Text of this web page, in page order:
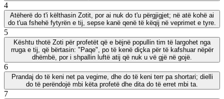
4
Atëherë do t'i këlthasin Zotit, por ai nuk do t'u përgjigjet; në atë kohë ai
do t'ua fshehë fytyrën e tij, sepse kanë qenë të këqij në veprimet e tyre.
5
Kështu thotë Zoti për profetët që e bëjnë popullin tim të largohet nga
rruga e tij, që bërtasin: "Paqe", po të kenë diçka për të kafshuar nëpër
dhëmbë, por i shpallin luftë atij që nuk u vë gjë në gojë.
6
Prandaj do të keni net pa vegime, dhe do të keni terr pa shortari; dielli
do të perëndojë mbi këta profetë dhe dita do të erret mbi ta.
7